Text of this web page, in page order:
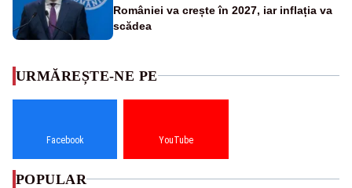
României va crește în 2027, iar inflația va
scădea
URMĂREȘTE-NE PE
Facebook YouTube
POPULAR